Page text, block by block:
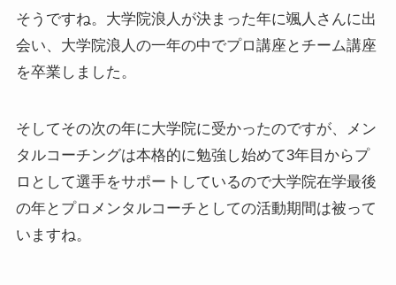
そうですね。大学院浪人が決まった年に颯人さんに出
会い、大学院浪人の一年の中でプロ講座とチーム講座
を卒業しました。
そしてその次の年に大学院に受かったのですが、メン
タルコーチングは本格的に勉強し始めて3年目からプ
ロとして選手をサポートしているので大学院在学最後
の年とプロメンタルコーチとしての活動期間は被って
いますね。